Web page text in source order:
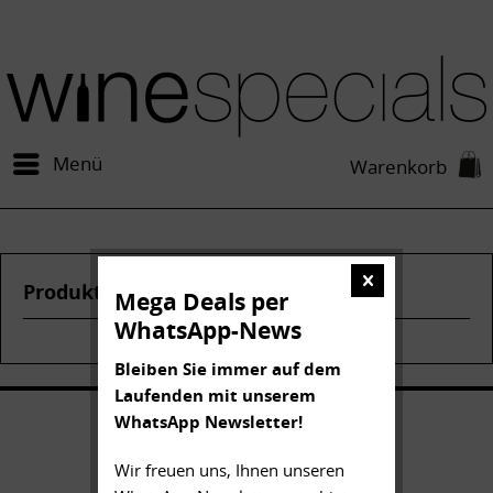
Menü Warenkorb
Produkte von Jaboulet Vercherre
Mega Deals per
WhatsApp-News
Bleiben Sie immer auf dem
Laufenden mit unserem
WhatsApp Newsletter!
Wir freuen uns, Ihnen unseren